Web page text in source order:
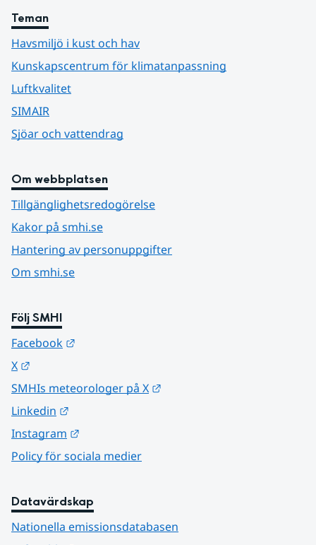
Teman
Havsmiljö i kust och hav
Kunskapscentrum för klimatanpassning
Luftkvalitet
SIMAIR
Sjöar och vattendrag
Om webbplatsen
Tillgänglighetsredogörelse
Kakor på smhi.se
Hantering av personuppgifter
Om smhi.se
Följ SMHI
Facebook
X
SMHIs meteorologer på X
Linkedin
Instagram
Policy för sociala medier
Datavärdskap
Nationella emissionsdatabasen